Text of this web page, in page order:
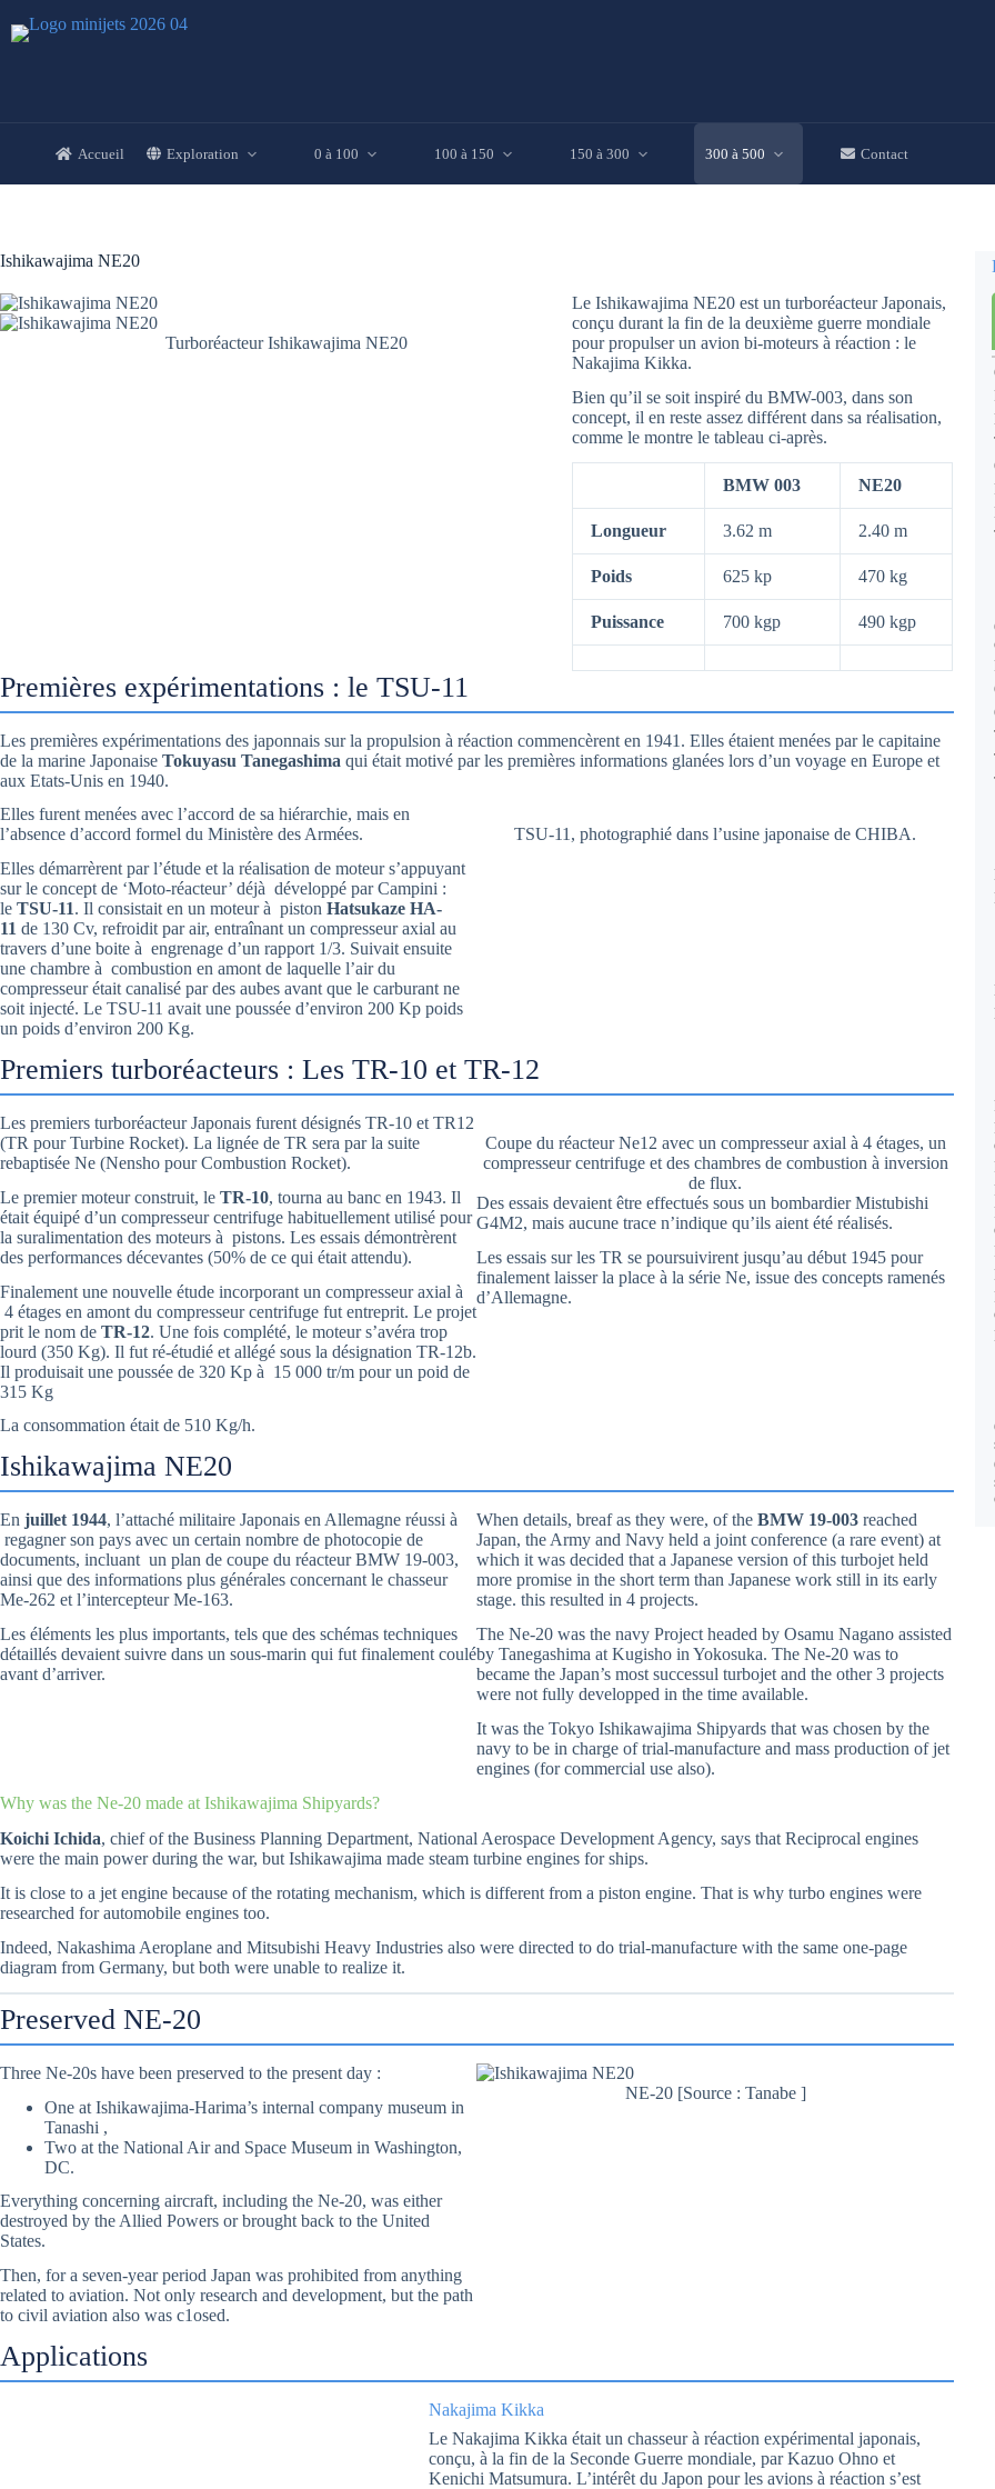
au
contenu
Accueil Exploration 0 à 100 100 à 150 150 à 300 300 à 500 Contact
Ishikawajima NE20
Turboréacteur Ishikawajima NE20
Le Ishikawajima NE20 est un turboréacteur Japonais,
conçu durant la fin de la deuxième guerre mondiale
pour propulser un avion bi-moteurs à réaction : le
Nakajima Kikka.
Bien qu’il se soit inspiré du BMW-003, dans son
concept, il en reste assez différent dans sa réalisation,
comme le montre le tableau ci-après.
BMW 003 NE20
Longueur 3.62 m 2.40 m
Poids 625 kp 470 kg
Puissance 700 kgp 490 kgp
Premières expérimentations : le TSU-11
Les premières expérimentations des japonnais sur la propulsion à réaction commencèrent en 1941. Elles étaient menées par le capitaine
de la marine Japonaise Tokuyasu Tanegashima qui était motivé par les premières informations glanées lors d’un voyage en Europe et
aux Etats-Unis en 1940.
Elles furent menées avec l’accord de sa hiérarchie, mais en
l’absence d’accord formel du Ministère des Armées.
Elles démarrèrent par l’étude et la réalisation de moteur s’appuyant
sur le concept de ‘Moto-réacteur’ déjà développé par Campini :
le TSU-11. Il consistait en un moteur à piston Hatsukaze HA-
11 de 130 Cv, refroidit par air, entraînant un compresseur axial au
travers d’une boite à engrenage d’un rapport 1/3. Suivait ensuite
une chambre à combustion en amont de laquelle l’air du
compresseur était canalisé par des aubes avant que le carburant ne
soit injecté. Le TSU-11 avait une poussée d’environ 200 Kp poids
un poids d’environ 200 Kg.
TSU-11, photographié dans l’usine japonaise de CHIBA.
Premiers turboréacteurs : Les TR-10 et TR-12
Les premiers turboréacteur Japonais furent désignés TR-10 et TR12
(TR pour Turbine Rocket). La lignée de TR sera par la suite
rebaptisée Ne (Nensho pour Combustion Rocket).
Le premier moteur construit, le TR-10, tourna au banc en 1943. Il
était équipé d’un compresseur centrifuge habituellement utilisé pour
la suralimentation des moteurs à pistons. Les essais démontrèrent
des performances décevantes (50% de ce qui était attendu).
Finalement une nouvelle étude incorporant un compresseur axial à
4 étages en amont du compresseur centrifuge fut entreprit. Le projet
prit le nom de TR-12. Une fois complété, le moteur s’avéra trop
lourd (350 Kg). Il fut ré-étudié et allégé sous la désignation TR-12b.
Il produisait une poussée de 320 Kp à 15 000 tr/m pour un poid de
315 Kg
La consommation était de 510 Kg/h.
Coupe du réacteur Ne12 avec un compresseur axial à 4 étages, un
compresseur centrifuge et des chambres de combustion à inversion
de flux.
Des essais devaient être effectués sous un bombardier Mistubishi
G4M2, mais aucune trace n’indique qu’ils aient été réalisés.
Les essais sur les TR se poursuivirent jusqu’au début 1945 pour
finalement laisser la place à la série Ne, issue des concepts ramenés
d’Allemagne.
Ishikawajima NE20
En juillet 1944, l’attaché militaire Japonais en Allemagne réussi à
regagner son pays avec un certain nombre de photocopie de
documents, incluant un plan de coupe du réacteur BMW 19-003,
ainsi que des informations plus générales concernant le chasseur
Me-262 et l’intercepteur Me-163.
Les éléments les plus importants, tels que des schémas techniques
détaillés devaient suivre dans un sous-marin qui fut finalement coulé
avant d’arriver.
When details, breaf as they were, of theBMW 19-003 reached
Japan, the Army and Navy held a joint conference (a rare event) at
which it was decided that a Japanese version of this turbojet held
more promise in the short term than Japanese work still in its early
stage. this resulted in 4 projects.
The Ne-20 was the navy Project headed by Osamu Nagano assisted
by Tanegashima at Kugisho in Yokosuka. The Ne-20 was to
became the Japan’s most successul turbojet and the other 3 projects
were not fully developped in the time available.
It was the Tokyo Ishikawajima Shipyards that was chosen by the
navy to be in charge of trial-manufacture and mass production of jet
engines (for commercial use also).
Why was the Ne-20 made at Ishikawajima Shipyards?
Koichi Ichida, chief of the Business Planning Department, National Aerospace Development Agency, says that Reciprocal engines
were the main power during the war, but Ishikawajima made steam turbine engines for ships.
It is close to a jet engine because of the rotating mechanism, which is different from a piston engine. That is why turbo engines were
researched for automobile engines too.
Indeed, Nakashima Aeroplane and Mitsubishi Heavy Industries also were directed to do trial-manufacture with the same one-page
diagram from Germany, but both were unable to realize it.
Preserved NE-20
Three Ne-20s have been preserved to the present day :
One at Ishikawajima-Harima’s internal company museum in
Tanashi ,
Two at the National Air and Space Museum in Washington,
DC.
Everything concerning aircraft, including the Ne-20, was either
destroyed by the Allied Powers or brought back to the United
States.
Then, for a seven-year period Japan was prohibited from anything
related to aviation. Not only research and development, but the path
to civil aviation also was c1osed.
NE-20 [Source : Tanabe ]
Applications
Nakajima Kikka
Le Nakajima Kikka était un chasseur à réaction expérimental japonais,
conçu, à la fin de la Seconde Guerre mondiale, par Kazuo Ohno et
Kenichi Matsumura. L’intérêt du Japon pour les avions à réaction s’est